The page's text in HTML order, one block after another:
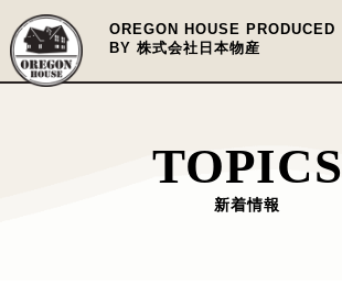
OREGON HOUSE PRODUCED
BY 株式会社日本物産
TOPICS
新着情報